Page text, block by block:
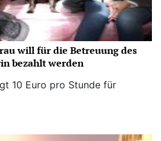
will für die Betreuung des
bezahlt werden
10 Euro pro Stunde für